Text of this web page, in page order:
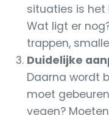
situaties is het
Wat ligt er
trappen,
Duidelijke
Daarna wordt
moet
vegen?